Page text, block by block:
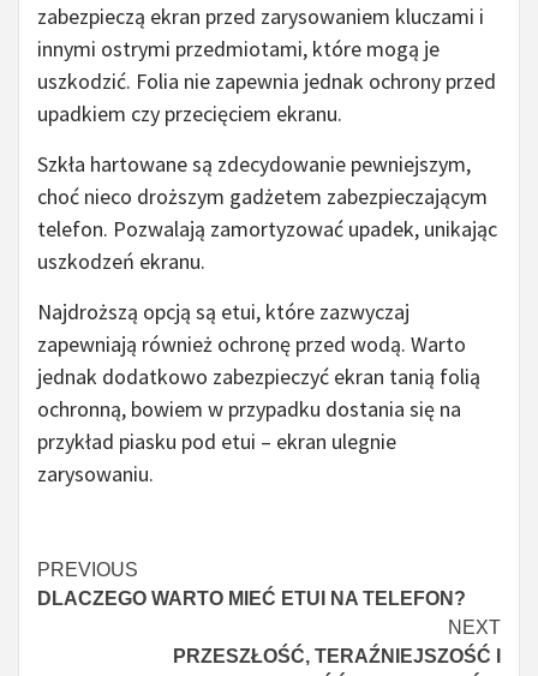
zabezpieczą ekran przed zarysowaniem kluczami i
innymi ostrymi przedmiotami, które mogą je
uszkodzić. Folia nie zapewnia jednak ochrony przed
upadkiem czy przecięciem ekranu.
Szkła hartowane są zdecydowanie pewniejszym,
choć nieco droższym gadżetem zabezpieczającym
telefon. Pozwalają zamortyzować upadek, unikając
uszkodzeń ekranu.
Najdroższą opcją są etui, które zazwyczaj
zapewniają również ochronę przed wodą. Warto
jednak dodatkowo zabezpieczyć ekran tanią folią
ochronną, bowiem w przypadku dostania się na
przykład piasku pod etui – ekran ulegnie
zarysowaniu.
Continue
Reading
PREVIOUS
DLACZEGO WARTO MIEĆ ETUI NA TELEFON?
NEXT
PRZESZŁOŚĆ, TERAŹNIEJSZOŚĆ I